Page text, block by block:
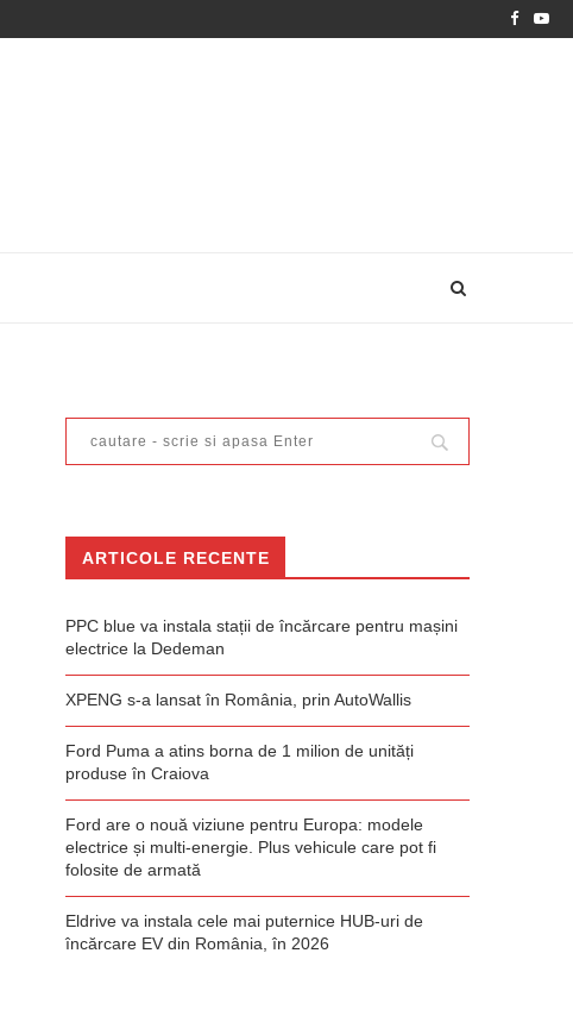
ARTICOLE RECENTE
PPC blue va instala stații de încărcare pentru mașini
electrice la Dedeman
XPENG s-a lansat în România, prin AutoWallis
Ford Puma a atins borna de 1 milion de unități
produse în Craiova
Ford are o nouă viziune pentru Europa: modele
electrice și multi-energie. Plus vehicule care pot fi
folosite de armată
Eldrive va instala cele mai puternice HUB-uri de
încărcare EV din România, în 2026